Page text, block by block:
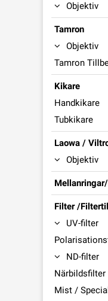
Objektiv
Tamron
Objektiv
Tamron
Kikare
Handkikare
Tubkikare
Laowa /
Objektiv
Filter /
UV-filter
ND-filter
Närbildsfilter
Mist /